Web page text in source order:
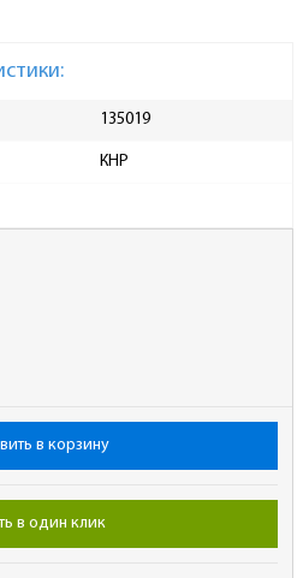
135019
КНР
в корзину
в один клик